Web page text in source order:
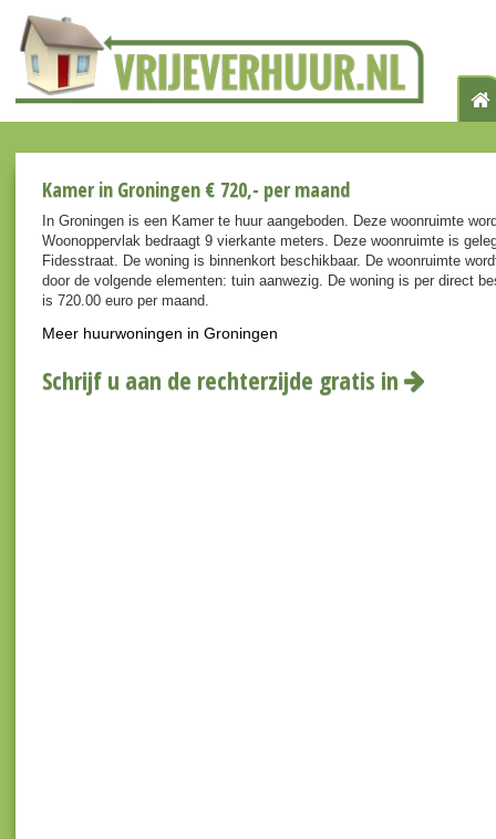
Kamer in Groningen € 720,- per maand
In Groningen is een Kamer te huur aangeboden. Deze woonruimte
Woonoppervlak bedraagt 9 vierkante meters. Deze woonruimte is
Fidesstraat. De woning is binnenkort beschikbaar. De woonruimte
door de volgende elementen: tuin aanwezig. De woning is per direct
is 720.00 euro per maand.
Meer huurwoningen in Groningen
Schrijf u aan de rechterzijde gratis in